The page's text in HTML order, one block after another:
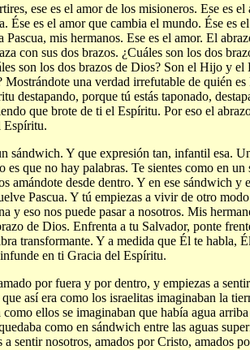
ese es el amor de los misioneros. Ese es
Ése es el amor que cambia el mundo. Ése es
Pascua, mis hermanos. Ese es el amor. El
con sus dos brazos. ¿Cuáles son los dos
son los dos brazos de Dios? Son el Hijo y
una verdad irrefutable de quién
destapando, porque tú estás taponado,
que brote de ti el Espíritu. Por eso el
Espíritu.
sándwich. Y que expresión tan, infantil esa.
es que no hay palabras. Te sientes como en
amándote desde dentro. Y en ese sándwich y
Pascua. Y tú empiezas a vivir de otro
y eso nos puede pasar a nosotros. Mis
de Dios. Enfrenta a tu Salvador, ponte
transformante. Y a medida que Él te habla,
en ti Gracia del Espíritu.
por fuera y por dentro, y empiezas a
así era como los israelitas imaginaban la
ellos se imaginaban que había agua
como en sándwich entre las aguas
sentir nosotros, amados por Cristo, amados